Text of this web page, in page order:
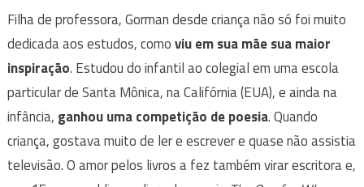
Filha de professora, Gorman desde criança não só foi muito
dedicada aos estudos, comoviu em sua mãe sua maior
inspiração. Estudou do infantil ao colegial em uma escola
particular de Santa Mônica, na Califórnia (EUA), e ainda na
infância, ganhou uma competição de poesia. Quando
criança, gostava muito de ler e escrever e quase não assistia
televisão. O amor pelos livros a fez também virar escritora e,